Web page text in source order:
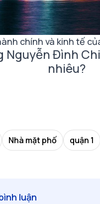
chính và kinh tế
Nguyễn Đình
nhiêu?
Nhà mặt phố quận 1
luận